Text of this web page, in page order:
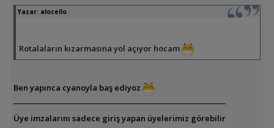
Yazar: alocello
Rotalaların kızarmasına yol açıyor hocam
Ben yapınca cyanoyla baş ediyoz
Üye imzalarını sadece giriş yapan üyelerimiz görebilir